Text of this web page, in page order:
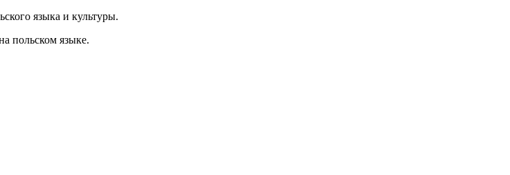
языка и культуры.
польском языке.